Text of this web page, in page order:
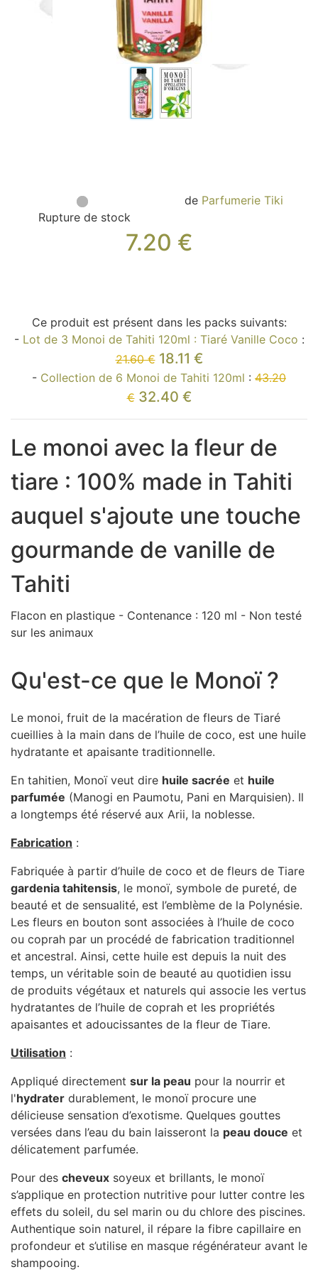
Sacs, Bijoux et Accessoires (33)
Rupture de stock
de Parfumerie Tiki
7.20 €
Ce produit est présent dans les packs suivants:
- Lot de 3 Monoi de Tahiti 120ml : Tiaré Vanille Coco :
21.60 € 18.11 €
- Collection de 6 Monoi de Tahiti 120ml : 43.20
€ 32.40 €
Le monoi avec la fleur de
tiare : 100% made in Tahiti
auquel s'ajoute une touche
gourmande de vanille de
Tahiti
Flacon en plastique - Contenance : 120 ml - Non testé
sur les animaux
Qu'est-ce que le Monoï ?
Le monoi, fruit de la macération de fleurs de Tiaré
cueillies à la main dans de l’huile de coco, est une huile
hydratante et apaisante traditionnelle.
En tahitien, Monoï veut dire huile sacrée et huile
parfumée (Manogi en Paumotu, Pani en Marquisien). Il
a longtemps été réservé aux Arii, la noblesse.
Fabrication :
Fabriquée à partir d’huile de coco et de fleurs de Tiare
gardenia tahitensis, le monoï, symbole de pureté, de
beauté et de sensualité, est l’emblème de la Polynésie.
Les fleurs en bouton sont associées à l’huile de coco
ou coprah par un procédé de fabrication traditionnel
et ancestral. Ainsi, cette huile est depuis la nuit des
temps, un véritable soin de beauté au quotidien issu
de produits végétaux et naturels qui associe les vertus
hydratantes de l’huile de coprah et les propriétés
apaisantes et adoucissantes de la fleur de Tiare.
Utilisation :
Appliqué directement sur la peau pour la nourrir et
l'hydrater durablement, le monoï procure une
délicieuse sensation d’exotisme. Quelques gouttes
versées dans l’eau du bain laisseront la peau douce et
délicatement parfumée.
Pour des cheveux soyeux et brillants, le monoï
s’applique en protection nutritive pour lutter contre les
effets du soleil, du sel marin ou du chlore des piscines.
Authentique soin naturel, il répare la fibre capillaire en
profondeur et s’utilise en masque régénérateur avant le
shampooing.